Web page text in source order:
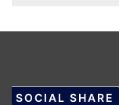
SOCIAL SHARE